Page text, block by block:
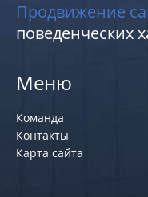
Продвижение
поведенческих
Меню
Команда
Контакты
Карта сайта